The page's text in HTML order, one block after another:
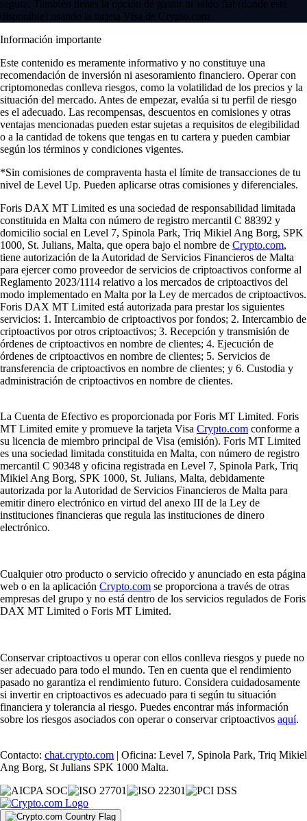
segura. También tienes la opción de gastar tu saldo fiat (donde esté
disponible) usando la tarjeta Visa de Crypto.com.
Información importante
Este contenido es meramente informativo y no constituye una
recomendación de inversión ni asesoramiento financiero. Operar con
criptomonedas conlleva riesgos, como la volatilidad de los precios y la
situación del mercado. Antes de empezar, evalúa si tu perfil de riesgo
es el adecuado. Las recompensas, descuentos en comisiones y otras
ventajas mencionadas pueden estar sujetas a requisitos de elegibilidad
o a la cantidad de tokens que tengas en tu cartera y pueden cambiar
según los términos y condiciones vigentes.
*Sin comisiones de compraventa hasta el límite de transacciones de tu
nivel de Level Up. Pueden aplicarse otras comisiones y diferenciales.
Foris DAX MT Limited es una sociedad de responsabilidad limitada
constituida en Malta con número de registro mercantil C 88392 y
domicilio social en Level 7, Spinola Park, Triq Mikiel Ang Borg, SPK
1000, St. Julians, Malta, que opera bajo el nombre de Crypto.com,
tiene autorización de la Autoridad de Servicios Financieros de Malta
para ejercer como proveedor de servicios de criptoactivos conforme al
Reglamento 2023/1114 relativo a los mercados de criptoactivos del
modo implementado en Malta por la Ley de mercados de criptoactivos.
Foris DAX MT Limited está autorizada para prestar los siguientes
servicios: 1. Intercambio de criptoactivos por fondos; 2. Intercambio de
criptoactivos por otros criptoactivos; 3. Recepción y transmisión de
órdenes de criptoactivos en nombre de clientes; 4. Ejecución de
órdenes de criptoactivos en nombre de clientes; 5. Servicios de
transferencia de criptoactivos en nombre de clientes; y 6. Custodia y
administración de criptoactivos en nombre de clientes.
La Cuenta de Efectivo es proporcionada por Foris MT Limited. Foris
MT Limited emite y promueve la tarjeta Visa Crypto.com conforme a
su licencia de miembro principal de Visa (emisión). Foris MT Limited
es una sociedad limitada constituida en Malta, con número de registro
mercantil C 90348 y oficina registrada en Level 7, Spinola Park, Triq
Mikiel Ang Borg, SPK 1000, St. Julians, Malta, debidamente
autorizada por la Autoridad de Servicios Financieros de Malta para
emitir dinero electrónico en virtud del anexo III de la Ley de
instituciones financieras que regula las instituciones de dinero
electrónico.
Cualquier otro producto o servicio ofrecido y anunciado en esta página
web o en la aplicación Crypto.com se proporciona a través de otras
empresas del grupo y no está dentro de los servicios regulados de Foris
DAX MT Limited o Foris MT Limited.
Conservar criptoactivos u operar con ellos conlleva riesgos y puede no
ser adecuado para todo el mundo. Ten en cuenta que el rendimiento
pasado no garantiza el rendimiento futuro. Considera cuidadosamente
si invertir en criptoactivos es adecuado para ti según tu situación
financiera y tolerancia al riesgo. Puedes encontrar más información
sobre los riesgos asociados con operar o conservar criptoactivos aquí.
Contacto: chat.crypto.com | Oficina: Level 7, Spinola Park, Triq Mikiel
Ang Borg, St Julians SPK 1000 Malta.